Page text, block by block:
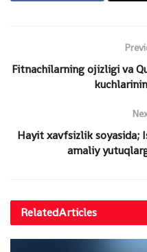
Fitnachilarning ojizligi va
Hayit xavfsizlik soyasida;
amaliy
RelatedArticles